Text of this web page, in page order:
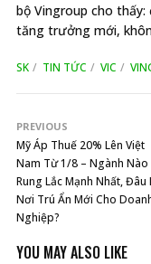
bộ Vingroup cho thấy:
tăng trưởng mới,
SK TIN TỨC VIC
PREVIOUS
Mỹ Áp Thuế 20% Lên Việt
Nam Từ 1/8 – Ngành Nào
Rung Lắc Mạnh Nhất, Đâu
Nơi Trú Ẩn Mới Cho
Nghiệp?
YOU MAY ALSO LIKE